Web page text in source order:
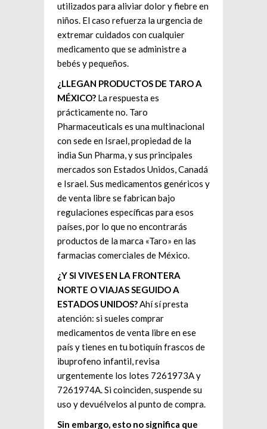
utilizados para aliviar dolor y fiebre en
niños. El caso refuerza la urgencia de
extremar cuidados con cualquier
medicamento que se administre a
bebés y pequeños.
¿LLEGAN PRODUCTOS DE TARO A
MÉXICO? La respuesta es
prácticamente no. Taro
Pharmaceuticals es una multinacional
con sede en Israel, propiedad de la
india Sun Pharma, y sus principales
mercados son Estados Unidos, Canadá
e Israel. Sus medicamentos genéricos y
de venta libre se fabrican bajo
regulaciones específicas para esos
países, por lo que no encontrarás
productos de la marca «Taro» en las
farmacias comerciales de México.
¿Y SI VIVES EN LA FRONTERA
NORTE O VIAJAS SEGUIDO A
ESTADOS UNIDOS?Ahí sí presta
atención: si sueles comprar
medicamentos de venta libre en ese
país y tienes en tu botiquín frascos de
ibuprofeno infantil, revisa
urgentemente los lotes 7261973A y
7261974A. Si coinciden, suspende su
uso y devuélvelos al punto de compra.
Sin embargo, esto no significa que